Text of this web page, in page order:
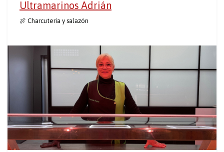
Ultramarinos Adrián
🍖 Charcutería y salazón